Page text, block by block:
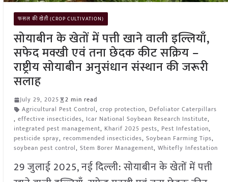
फसल की खेती (CROP CULTIVATION)
सोयाबीन के खेतों में पत्ती खाने वाली इल्लियाँ,
सफेद मक्खी एवं तना छेदक कीट सक्रिय –
राष्ट्रीय सोयाबीन अनुसंधान संस्थान की जरूरी
सलाह
July 29, 2025
2 min read
Agricultural Pest Control, crop protection, Defoliator Caterpillars
, effective insecticides, Icar National Soybean Research Institute,
integrated pest management, Kharif 2025 pests, Pest Infestation,
pesticide spray, recommended insecticides, Soybean Farming Tips,
soybean pest control, Stem Borer Management, Whitefly Infestation
29 जुलाई 2025, नई दिल्ली: सोयाबीन के खेतों में पत्ती